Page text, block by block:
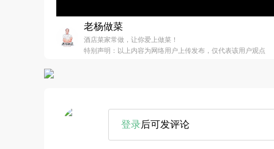
老杨做菜
酒店菜家常做，让你爱上做菜！
特别声明：以上内容为网络用户上传发布，仅代表该用户观点
登录后可发评论